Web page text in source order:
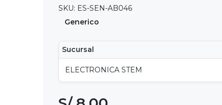
SKU: ES-SEN-AB046
Generico
Sucursal
ELECTRONICA STEM